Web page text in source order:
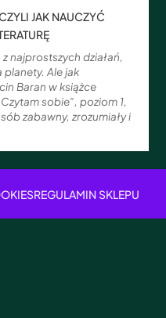
JAK NAUCZYĆ
najprostszych działań,
Ale jak
Baran w książce
sobie”, poziom 1,
zabawny, zrozumiały i
REGULAMIN SKLEPU